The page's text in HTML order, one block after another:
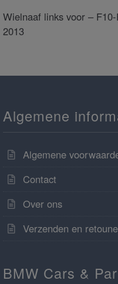
Wielnaaf links voor –
2013
Algemene
Algemene
Contact
Over ons
Verzenden en
BMW Cars &